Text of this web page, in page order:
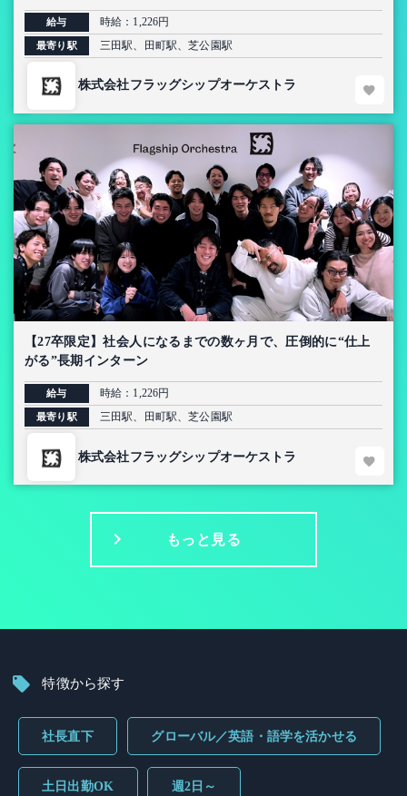
上流インターン【AI導入プロジェクト】
給与 時給：1,226円
最寄り駅 三田駅、田町駅、芝公園駅
株式会社フラッグシップオーケストラ
【27卒限定】社会人になるまでの数ヶ月で、圧倒的に“仕上
がる”長期インターン
給与 時給：1,226円
最寄り駅 三田駅、田町駅、芝公園駅
株式会社フラッグシップオーケストラ
もっと見る
特徴から探す
社長直下 グローバル／英語・語学を活かせる
土日出勤OK 週2日～